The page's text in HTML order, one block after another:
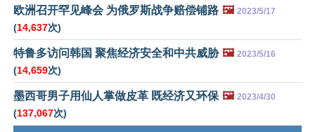
欧洲召开罕见峰会 为俄罗斯战争赔偿铺路 🖼️ 2023/5/17
(14,637次)
特鲁多访问韩国 聚焦经济安全和中共威胁 🖼️ 2023/5/16
(14,659次)
墨西哥男子用仙人掌做皮革 既经济又环保 🖼️ 2023/4/30
(137,067次)